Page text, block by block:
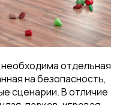
отдельная
на безопасность,
сценарии. В отличие